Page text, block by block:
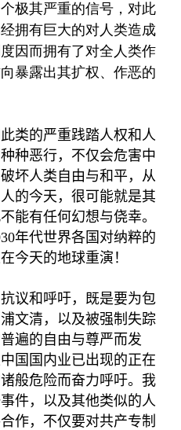
极其严重的信号，对此
拥有巨大的对人类造成
因而拥有了对全人类作
暴露出其扩权、作恶的
类的严重践踏人权和人
种恶行，不仅会危害中
坏人类自由与和平，从
的今天，很可能就是其
能有任何幻想与侥幸。
年代世界各国对纳粹的
今天的地球重演！
议和呼吁，既是要为包
文清，以及被强制失踪
遍的自由与尊严而发
国国内业已出现的正在
般危险而奋力呼吁。我
件，以及其他类似的人
作，不仅要对共产专制